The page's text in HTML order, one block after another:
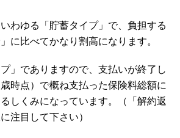
わゆる「貯蓄タイプ」で、負担する
に比べてかなり割高になります。
」でありますので、支払いが終了し
時点）で概ね支払った保険料総額に
しくみになっています。（「解約返
注目して下さい）